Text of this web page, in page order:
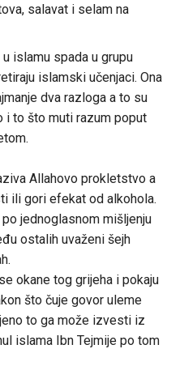
salavat i selam na
islamu spada u grupu
islamski učenjaci. Ona
dva razloga a to su
i to što muti razum poput
Allahovo prokletstvo a
ili gori efekat od alkohola.
jednoglasnom mišljenju
ostalih uvaženi šejh
okane tog grijeha i pokaju
što čuje govor uleme
to ga može izvesti iz
islama Ibn Tejmije po tom